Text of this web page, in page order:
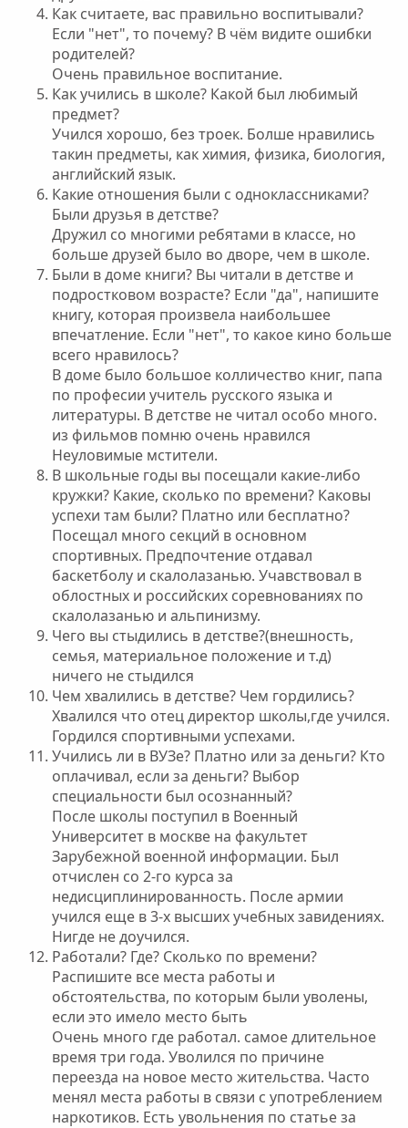
Как считаете, вас правильно воспитывали?
Если "нет", то почему? В чём видите ошибки
родителей?
Очень правильное воспитание.
Как учились в школе? Какой был любимый
предмет?
Учился хорошо, без троек. Болше нравились
такин предметы, как химия, физика, биология,
английский язык.
Какие отношения были с одноклассниками?
Были друзья в детстве?
Дружил со многими ребятами в классе, но
больше друзей было во дворе, чем в школе.
Были в доме книги? Вы читали в детстве и
подростковом возрасте? Если "да", напишите
книгу, которая произвела наибольшее
впечатление. Если "нет", то какое кино больше
всего нравилось?
В доме было большое колличество книг, папа
по професии учитель русского языка и
литературы. В детстве не читал особо много.
из фильмов помню очень нравился
Неуловимые мстители.
В школьные годы вы посещали какие-либо
кружки? Какие, сколько по времени? Каковы
успехи там были? Платно или бесплатно?
Посещал много секций в основном
спортивных. Предпочтение отдавал
баскетболу и скалолазанью. Учавствовал в
облостных и российских соревнованиях по
скалолазанью и альпинизму.
Чего вы стыдились в детстве?(внешность,
семья, материальное положение и т.д)
ничего не стыдился
Чем хвалились в детстве? Чем гордились?
Хвалился что отец директор школы,где учился.
Гордился спортивными успехами.
Учились ли в ВУЗе? Платно или за деньги? Кто
оплачивал, если за деньги? Выбор
специальности был осознанный?
После школы поступил в Военный
Университет в москве на факультет
Зарубежной военной информации. Был
отчислен со 2-го курса за
недисциплинированность. После армии
учился еще в 3-х высших учебных завидениях.
Нигде не доучился.
Работали? Где? Сколько по времени?
Распишите все места работы и
обстоятельства, по которым были уволены,
если это имело место быть
Очень много где работал. самое длительное
время три года. Уволился по причине
переезда на новое место жительства. Часто
менял места работы в связи с употреблением
наркотиков. Есть увольнения по статье за